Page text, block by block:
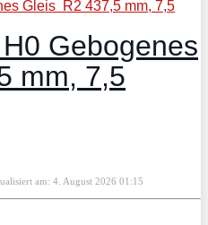
Gebogenes
mm, 7,5
am: 4. August 2026 01:15